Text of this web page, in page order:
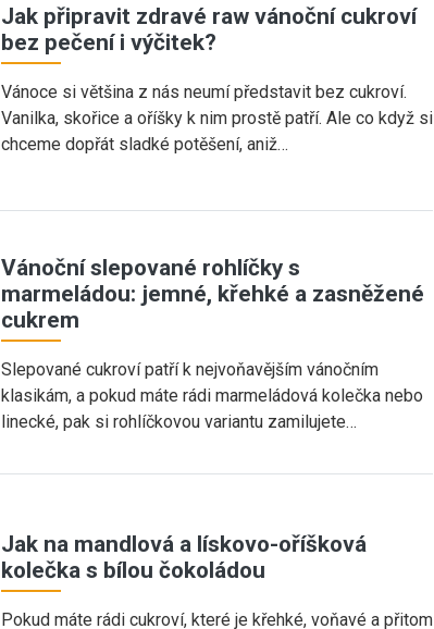
Jak připravit zdravé raw vánoční cukroví
bez pečení i výčitek?
Vánoce si většina z nás neumí představit bez cukroví.
Vanilka, skořice a oříšky k nim prostě patří. Ale co když si
chceme dopřát sladké potěšení, aniž…
Vánoční slepované rohlíčky s
marmeládou: jemné, křehké a zasněžené
cukrem
Slepované cukroví patří k nejvoňavějším vánočním
klasikám, a pokud máte rádi marmeládová kolečka nebo
linecké, pak si rohlíčkovou variantu zamilujete…
Jak na mandlová a lískovo-oříšková
kolečka s bílou čokoládou
Pokud máte rádi cukroví, které je křehké, voňavé a přitom